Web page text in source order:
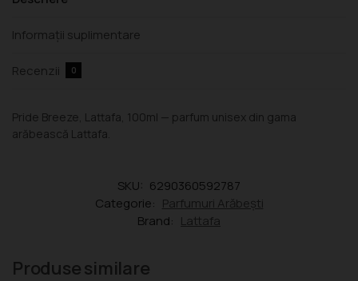
Informații suplimentare
Recenzii 0
Pride Breeze, Lattafa, 100ml — parfum unisex din gama
arăbească Lattafa.
SKU: 6290360592787
Categorie: Parfumuri Arăbești
Brand: Lattafa
Produse similare